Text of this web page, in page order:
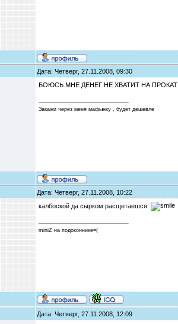
Дата: Четверг, 27.11.2008, 09:30
БОЮСЬ МНЕ ДЕНЕГ НЕ ХВАТИТ НА ПРОКАТ
Закажи через меня мафынку , будет дешевле
Дата: Четверг, 27.11.2008, 10:22
калбоской да сырком расщетаешся.
miniZ на подоконнике=(
Дата: Четверг, 27.11.2008, 12:09